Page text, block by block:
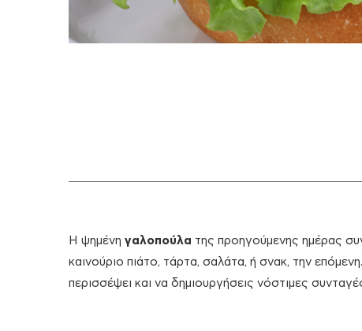
Η ψημένη γαλοπούλα της προηγούμενης ημέρας
καινούριο πιάτο, τάρτα, σαλάτα, ή σνακ, την
περισσέψει και να δημιουργήσεις νόστιμες